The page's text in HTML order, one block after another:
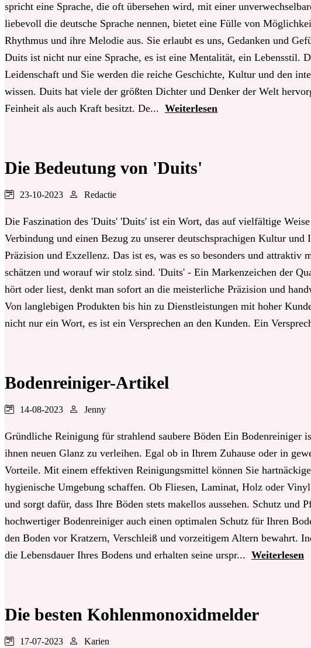
spricht eine Sprache, die oft übersehen wird, mit einer
liebevoll die deutsche Sprache nennen, bietet eine Fülle von
Rhythmus und ihre Melodie aus. Sie erlaubt es uns, Gedanken und
Duits ist nicht nur eine Sprache, es ist eine Mentalität, ein Lebensstil.
Leidenschaft und Sie werden die reiche Geschichte, Kultur und den
wissen. Duits hat viele der größten Dichter und Denker der Welt
Feinheit als auch Kraft besitzt. De... Weiterlesen
Die Bedeutung von 'Duits'
23-10-2023 Redactie
Die Faszination des 'Duits' 'Duits' ist ein Wort, das auf vielfältige
Verbindung und einen Bezug zu unserer deutschsprachigen Kultur
Präzision und Exzellenz. Das ist es, was es so besonders und
schätzen und worauf wir stolz sind. 'Duits' - Ein Markenzeichen der
hört oder liest, denkt man sofort an die meisterliche Präzision und
Von langlebigen Produkten bis hin zu Dienstleistungen mit hoher
nicht nur ein Wort, es ist ein Versprechen an den Kunden. Ein
Bodenreiniger-Artikel
14-08-2023 Jenny
Gründliche Reinigung für strahlend saubere Böden Ein Bodenreiniger
ihnen neuen Glanz zu verleihen. Egal ob in Ihrem Zuhause oder in
Vorteile. Mit einem effektiven Reinigungsmittel können Sie
hygienische Umgebung schaffen. Ob Fliesen, Laminat, Holz oder
und sorgt dafür, dass Ihre Böden stets makellos aussehen. Schutz
hochwertiger Bodenreiniger auch einen optimalen Schutz für Ihren
den Boden vor Kratzern, Verschleiß und vorzeitigem Altern bewahrt.
die Lebensdauer Ihres Bodens und erhalten seine urspr... Weiterlesen
Die besten Kohlenmonoxidmelder
17-07-2023 Karien